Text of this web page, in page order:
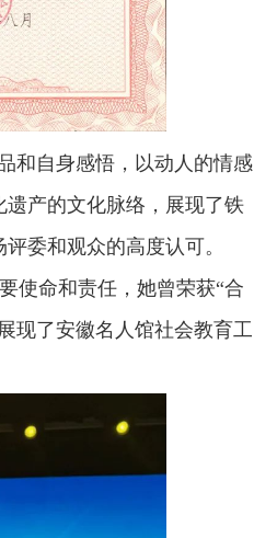
和自身感悟，以动人的情感
产的文化脉络，展现了铁
委和观众的高度认可。
使命和责任，她曾荣获“合
现了安徽名人馆社会教育工